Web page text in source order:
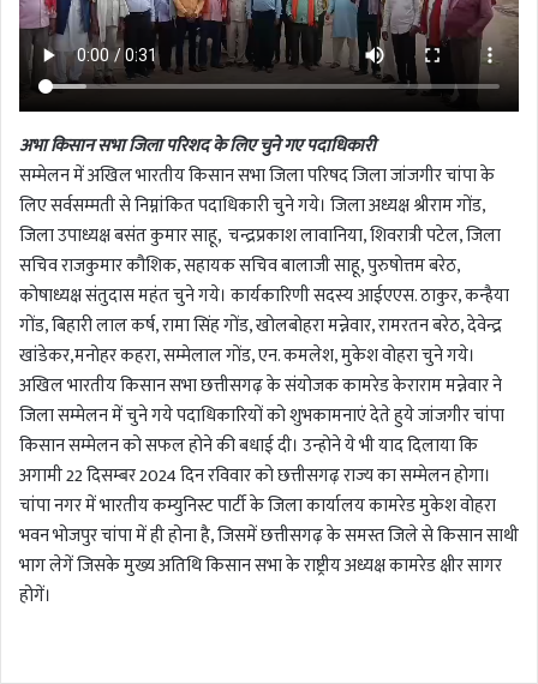
अभा किसान सभा जिला परिशद के लिए चुने गए पदाधिकारी
सम्मेलन में अखिल भारतीय किसान सभा जिला परिषद जिला जांजगीर चांपा के
लिए सर्वसम्मती से निम्नांकित पदाधिकारी चुने गये। जिला अध्यक्ष श्रीराम गोंड,
जिला उपाध्यक्ष बसंत कुमार साहू, चन्द्रप्रकाश लावानिया, शिवरात्री पटेल, जिला
सचिव राजकुमार कौशिक, सहायक सचिव बालाजी साहू, पुरुषोत्तम बरेठ,
कोषाध्यक्ष संतुदास महंत चुने गये। कार्यकारिणी सदस्य आईएएस. ठाकुर, कन्हैया
गोंड, बिहारी लाल कर्ष, रामा सिंह गोंड, खोलबोहरा मन्नेवार, रामरतन बरेठ, देवेन्द्र
खांडेकर,मनोहर कहरा, सम्मेलाल गोंड, एन. कमलेश, मुकेश वोहरा चुने गये।
अखिल भारतीय किसान सभा छत्तीसगढ़ के संयोजक कामरेड केराराम मन्नेवार ने
जिला सम्मेलन में चुने गये पदाधिकारियों को शुभकामनाएं देते हुये जांजगीर चांपा
किसान सम्मेलन को सफल होने की बधाई दी। उन्होने ये भी याद दिलाया कि
अगामी 22 दिसम्बर 2024 दिन रविवार को छत्तीसगढ़ राज्य का सम्मेलन होगा।
चांपा नगर में भारतीय कम्युनिस्ट पार्टी के जिला कार्यालय कामरेड मुकेश वोहरा
भवन भोजपुर चांपा में ही होना है, जिसमें छत्तीसगढ़ के समस्त जिले से किसान साथी
भाग लेगें जिसके मुख्य अतिथि किसान सभा के राष्ट्रीय अध्यक्ष कामरेड क्षीर सागर
होगें।